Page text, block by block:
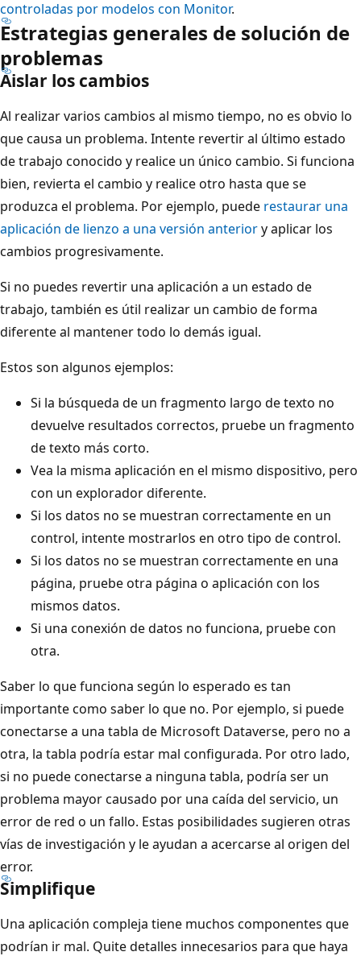
controladas por modelos con Monitor.
Estrategias generales de solución de
problemas
Aislar los cambios
Al realizar varios cambios al mismo tiempo, no es obvio lo
que causa un problema. Intente revertir al último estado
de trabajo conocido y realice un único cambio. Si funciona
bien, revierta el cambio y realice otro hasta que se
produzca el problema. Por ejemplo, puede restaurar una
aplicación de lienzo a una versión anteriory aplicar los
cambios progresivamente.
Si no puedes revertir una aplicación a un estado de
trabajo, también es útil realizar un cambio de forma
diferente al mantener todo lo demás igual.
Estos son algunos ejemplos:
Si la búsqueda de un fragmento largo de texto no
devuelve resultados correctos, pruebe un fragmento
de texto más corto.
Vea la misma aplicación en el mismo dispositivo, pero
con un explorador diferente.
Si los datos no se muestran correctamente en un
control, intente mostrarlos en otro tipo de control.
Si los datos no se muestran correctamente en una
página, pruebe otra página o aplicación con los
mismos datos.
Si una conexión de datos no funciona, pruebe con
otra.
Saber lo que funciona según lo esperado es tan
importante como saber lo que no. Por ejemplo, si puede
conectarse a una tabla de Microsoft Dataverse, pero no a
otra, la tabla podría estar mal configurada. Por otro lado,
si no puede conectarse a ninguna tabla, podría ser un
problema mayor causado por una caída del servicio, un
error de red o un fallo. Estas posibilidades sugieren otras
vías de investigación y le ayudan a acercarse al origen del
error.
Simplifique
Una aplicación compleja tiene muchos componentes que
podrían ir mal. Quite detalles innecesarios para que haya